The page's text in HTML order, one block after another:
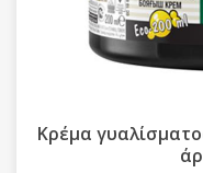
Κρέμα